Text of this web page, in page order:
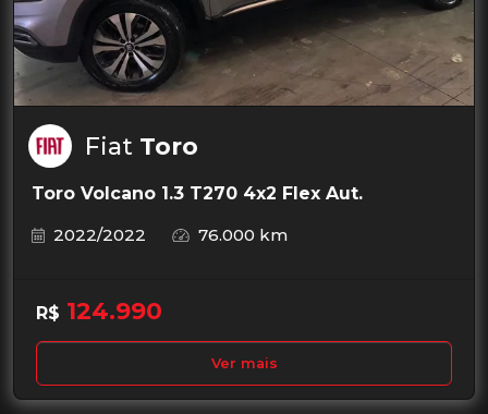
Fiat Toro
Toro Volcano 1.3 T270 4x2 Flex Aut.
2022/2022
76.000 km
R$ 124.990
Ver mais